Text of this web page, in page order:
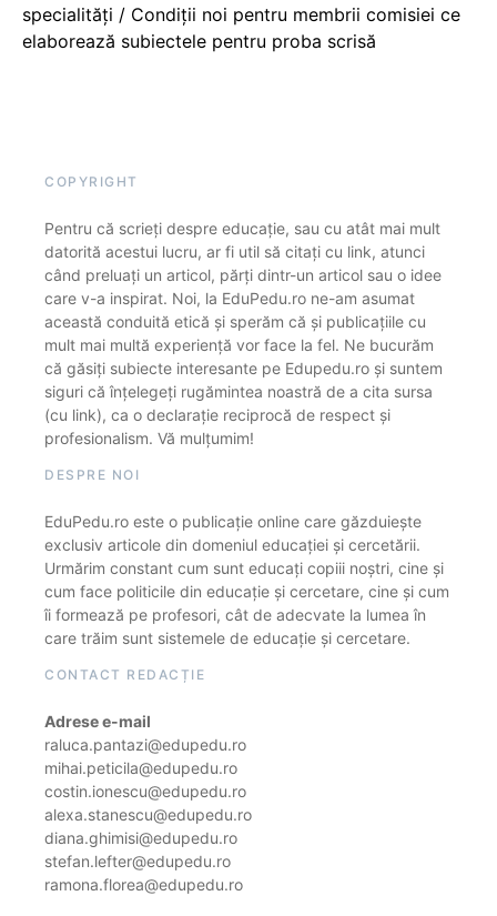
specialități / Condiții noi pentru membrii comisiei ce
elaborează subiectele pentru proba scrisă
COPYRIGHT
Pentru că scrieți despre educație, sau cu atât mai mult
datorită acestui lucru, ar fi util să citați cu link, atunci
când preluați un articol, părți dintr-un articol sau o idee
care v-a inspirat. Noi, la EduPedu.ro ne-am asumat
această conduită etică și sperăm că și publicațiile cu
mult mai multă experiență vor face la fel. Ne bucurăm
că găsiți subiecte interesante pe Edupedu.ro și suntem
siguri că înțelegeți rugămintea noastră de a cita sursa
(cu link), ca o declarație reciprocă de respect și
profesionalism. Vă mulțumim!
DESPRE NOI
EduPedu.ro este o publicație online care găzduiește
exclusiv articole din domeniul educației și cercetării.
Urmărim constant cum sunt educați copiii noștri, cine și
cum face politicile din educație și cercetare, cine și cum
îi formează pe profesori, cât de adecvate la lumea în
care trăim sunt sistemele de educație și cercetare.
CONTACT REDACȚIE
Adrese e-mail
raluca.pantazi@edupedu.ro
mihai.peticila@edupedu.ro
costin.ionescu@edupedu.ro
alexa.stanescu@edupedu.ro
diana.ghimisi@edupedu.ro
stefan.lefter@edupedu.ro
ramona.florea@edupedu.ro